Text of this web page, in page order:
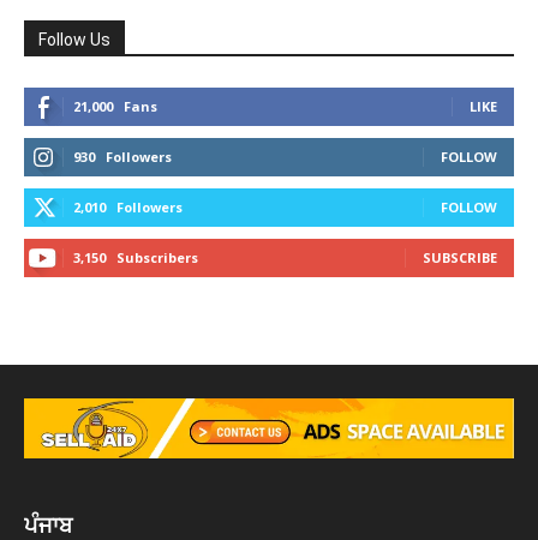
Follow Us
21,000 Fans LIKE
930 Followers FOLLOW
2,010 Followers FOLLOW
3,150 Subscribers SUBSCRIBE
ਪੰਜਾਬ